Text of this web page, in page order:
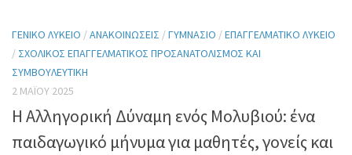
ΓΕΝΙΚΌ ΛΎΚΕΙΟ /ΑΝΑΚΟΙΝΏΣΕΙΣ /ΓΥΜΝΆΣΙΟ /ΕΠΑΓΓΕΛΜΑΤΙΚΌ ΛΎΚΕΙΟ
/ ΣΧΟΛΙΚΌΣ ΕΠΑΓΓΕΛΜΑΤΙΚΌΣ ΠΡΟΣΑΝΑΤΟΛΙΣΜΌΣ ΚΑΙ
ΣΥΜΒΟΥΛΕΥΤΙΚΉ
2 ΜΑΪ́ΟΥ 2025
Η Αλληγορική Δύναμη ενός Μολυβιού: ένα
παιδαγωγικό μήνυμα για μαθητές, γονείς και